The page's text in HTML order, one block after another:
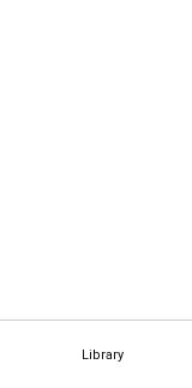
Library